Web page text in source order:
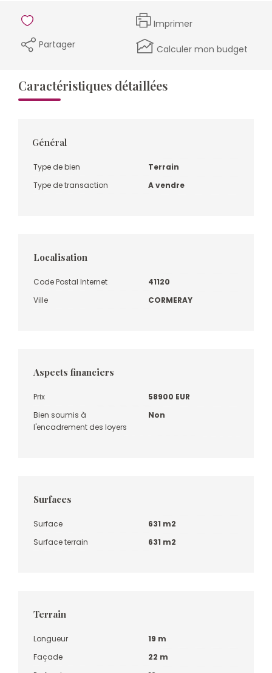
Imprimer
Partager
Calculer mon budget
Caractéristiques détaillées
Général
Type de bien
Terrain
Type de transaction
A vendre
Localisation
Code Postal Internet
41120
Ville
CORMERAY
Aspects financiers
Prix
58900 EUR
Bien soumis à
l'encadrement des loyers
Non
Surfaces
Surface
631 m2
Surface terrain
631 m2
Terrain
Longueur
19 m
Façade
22 m